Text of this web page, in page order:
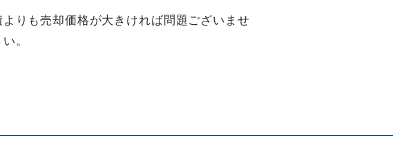
りも売却価格が大きければ問題ございませ
。